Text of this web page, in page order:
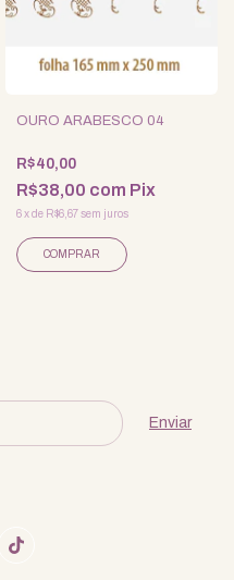
OURO ARABESCO 04
R$40,00
R$38,00 com Pix
6xde R$6,67sem juros